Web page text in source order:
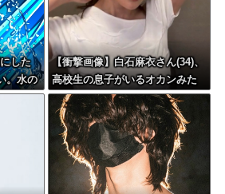
した
。水の
【衝撃画像】白石麻衣さん(34)、
高校生の息子がいるオカンみた
いになってしまう・・・